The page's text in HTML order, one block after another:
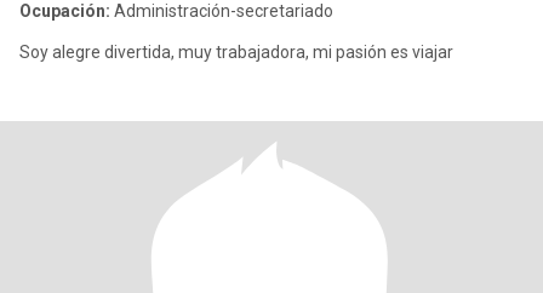
Ocupación: Administración-secretariado
Soy alegre divertida, muy trabajadora, mi pasión es viajar